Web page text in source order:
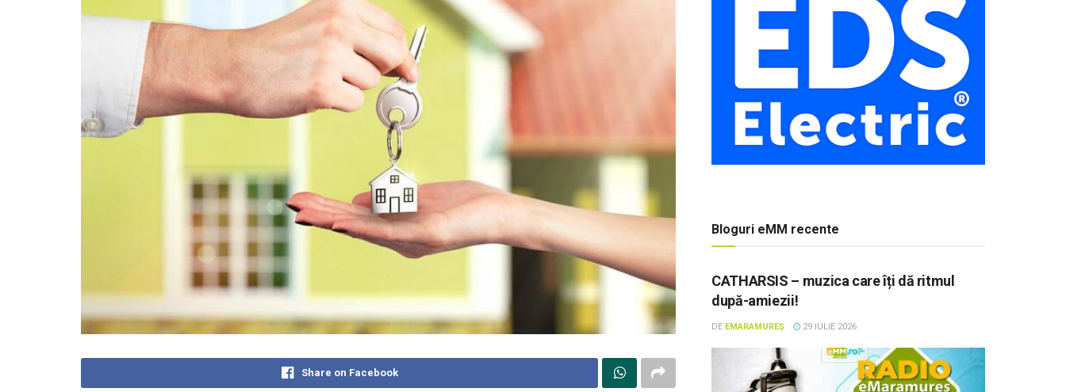
Share on Facebook
Bloguri eMM recente
CATHARSIS – muzica care îți dă ritmul
după-amiezii!
DE EMARAMUREȘ 29 IULIE 2026